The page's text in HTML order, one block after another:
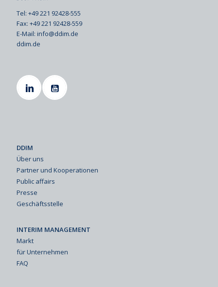
Tel: +49 221 92428-555
Fax: +49 221 92428-559
E-Mail: info@ddim.de
ddim.de
DDIM
Über uns
Partner und Kooperationen
Public affairs
Presse
Geschäftsstelle
INTERIM MANAGEMENT
Markt
für Unternehmen
FAQ